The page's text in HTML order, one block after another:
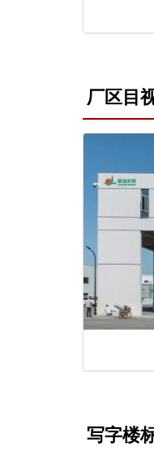
厂区目
写字楼